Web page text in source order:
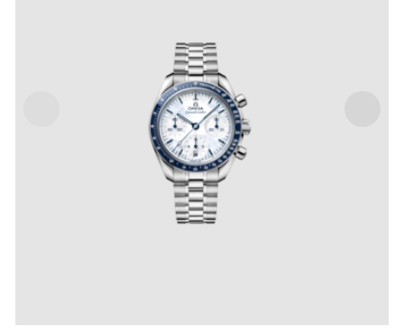
SPEEDMASTER 38 MILANO CORTINA 2026 CO-
AXIAL CHRONOMETER CHRONOGRAPH 38 MM
6,800.00 IVA Inclusa